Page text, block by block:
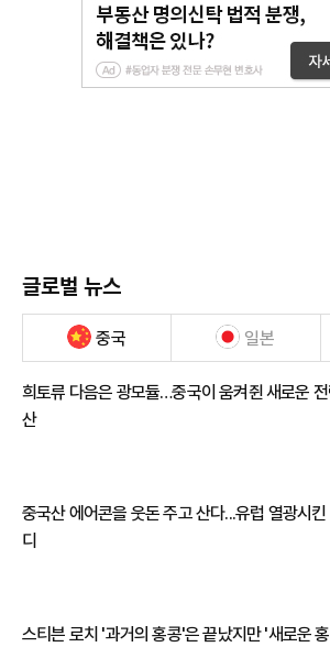
글로벌 뉴스
중국 일본
희토류 다음은 광모듈…중국이 움켜쥔 새로운
산
중국산 에어콘을 웃돈 주고 산다...유럽 열광시킨
디
스티븐 로치 '과거의 홍콩'은 끝났지만 '새로운